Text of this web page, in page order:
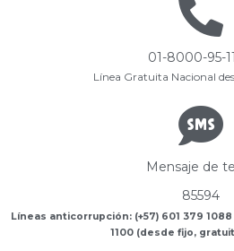
01-8000-95-
Línea Gratuita Nacional
Mensaje de
85594
Líneas anticorrupción: (+57) 601 379
1100 (desde fijo,